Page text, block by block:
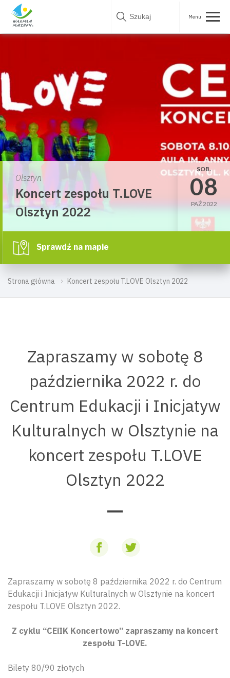
Skip
Strona główna Koncert zespołu T.LOVE Olsztyn 2022
Olsztyn
Koncert zespołu T.LOVE
Olsztyn 2022
SOB.
08
PAŹ 2022
Sprawdź na mapie
Zapraszamy w sobotę 8
października 2022 r. do
Centrum Edukacji i Inicjatyw
Kulturalnych w Olsztynie na
koncert zespołu T.LOVE
Olsztyn 2022
Zapraszamy w sobotę 8 października 2022 r. do Centrum
Edukacji i Inicjatyw Kulturalnych w Olsztynie na koncert
zespołu T.LOVE Olsztyn 2022.
Z cyklu “CEiIK Koncertowo” zapraszamy na koncert
zespołu T-LOVE.
Bilety 80/90 złotych